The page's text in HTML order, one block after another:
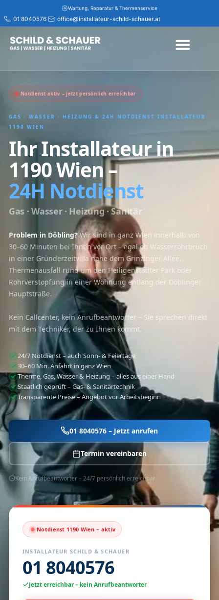
Wartung, Reparatur & Thermenservice
Rasche Hilfe bei Rohrbruch & Abflussverstopfung
Jetzt Termin vereinbaren – 01 8040576
Installateur Notdienst Wien – 24h erreichbar
01 8040576 office@installateur-schild-schauer.at
Notdienst aktiv – jetzt persönlich erreichbar
GAS · WASSER · HEIZUNG & 24H NOTDIENST INSTALLATEUR
1190 WIEN
Ihr Installateur in
1190 Wien –
24H Notdienst
Gas · Wasser · Heizung · Sanitär
Problem in Döbling?Wir sind in ganz Wien innerhalb von
30–60 Minuten bei Ihnen vor Ort – egal ob Wasserrohrbruch
in einer Gründerzeitvilla nahe dem Grinzinger Allee,
Thermenausfall rund um den Heiligenstädter Park oder
Rohrverstopfung in einer Wohnung entlang der Döblinger
Hauptstraße.
Kein Callcenter, kein Anrufbeantworter – Sie sprechen direkt
mit dem Techniker, der zu Ihnen kommt.
24/7 Notdienst – auch Sonn- & Feiertage
30–60 Min. Anfahrt in ganz Wien
Therme, Gas, Wasser & Heizung – alles aus einer Hand
Staatlich geprüft – Gas- & Sanitärtechnik
Transparente Preise – Angebot vor Arbeitsbeginn
01 8040576 – Jetzt anrufen
Termin vereinbaren
Kein Anrufbeantworter – 24/7 persönlich erreichbar
Notdienst 1190 Wien – aktiv
INSTALLATEUR SCHILD & SCHAUER
01 8040576
Jetzt erreichbar – kein Anrufbeantworter